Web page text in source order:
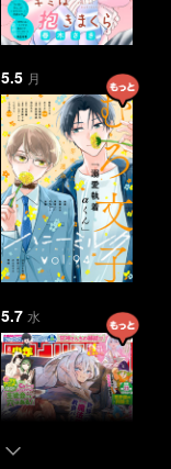
5.5 月
5.7 水